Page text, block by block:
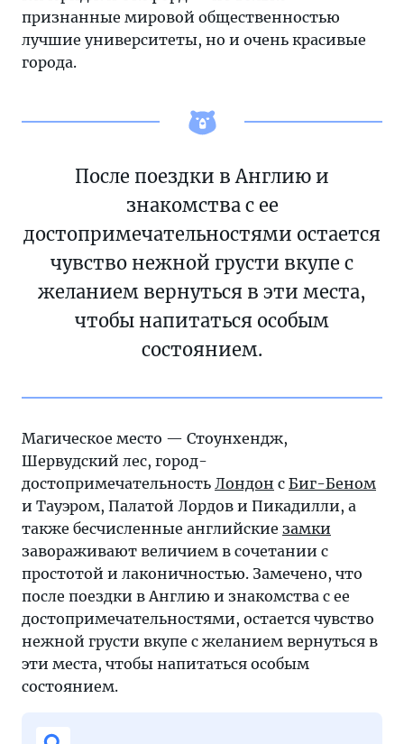
признанные мировой общественностью
лучшие университеты, но и очень красивые
города.
После поездки в Англию и
знакомства с ее
достопримечательностями остается
чувство нежной грусти вкупе с
желанием вернуться в эти места,
чтобы напитаться особым
состоянием.
Магическое место — Стоунхендж,
Шервудский лес, город-
достопримечательность Лондон с Биг-Беном
и Тауэром, Палатой Лордов и Пикадилли, а
также бесчисленные английские замки
завораживают величием в сочетании с
простотой и лаконичностью. Замечено, что
после поездки в Англию и знакомства с ее
достопримечательностями, остается чувство
нежной грусти вкупе с желанием вернуться в
эти места, чтобы напитаться особым
состоянием.